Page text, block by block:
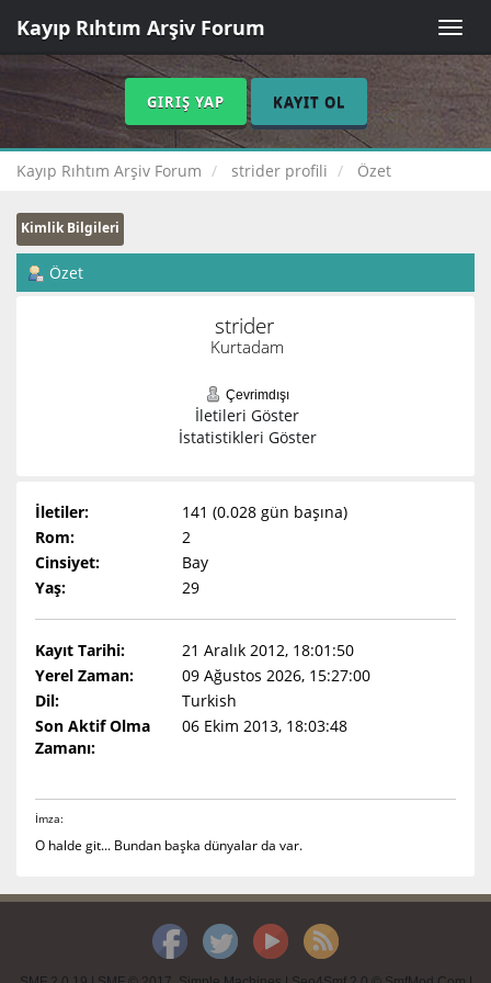
Toggle
Kayıp Rıhtım Arşiv Forum
GIRIŞ YAP KAYIT OL
Kayıp Rıhtım Arşiv Forum strider profili Özet
Kimlik Bilgileri
Özet
strider
Kurtadam
Çevrimdışı
İletileri Göster
İstatistikleri Göster
İletiler:
141 (0.028 gün başına)
Rom:
2
Cinsiyet:
Bay
Yaş:
29
Kayıt Tarihi:
21 Aralık 2012, 18:01:50
Yerel Zaman:
09 Ağustos 2026, 15:27:00
Dil:
Turkish
Son Aktif Olma
Zamanı:
06 Ekim 2013, 18:03:48
İmza:
O halde git... Bundan başka dünyalar da var.